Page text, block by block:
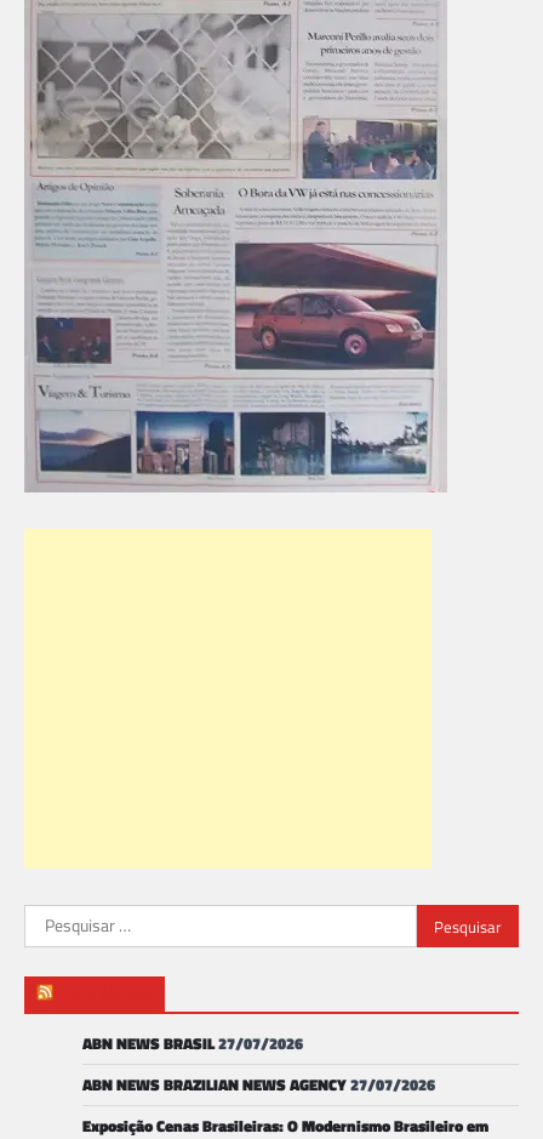
Pesquisar
por:
ABN NEWS BRASIL27/07/2026
ABN NEWS BRAZILIAN NEWS AGENCY27/07/2026
Exposição Cenas Brasileiras: O Modernismo Brasileiro em